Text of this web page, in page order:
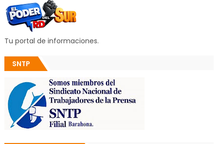
Tu portal de informaciones.
SNTP